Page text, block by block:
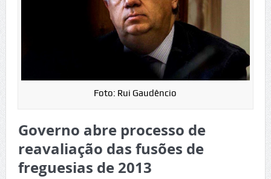
Foto: Rui Gaudêncio
Governo abre processo de
reavaliação das fusões de
freguesias de 2013